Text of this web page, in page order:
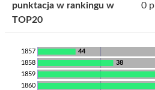
punktacja w rankingu w
TOP20
0
44
1857
38
1858
1859
1860